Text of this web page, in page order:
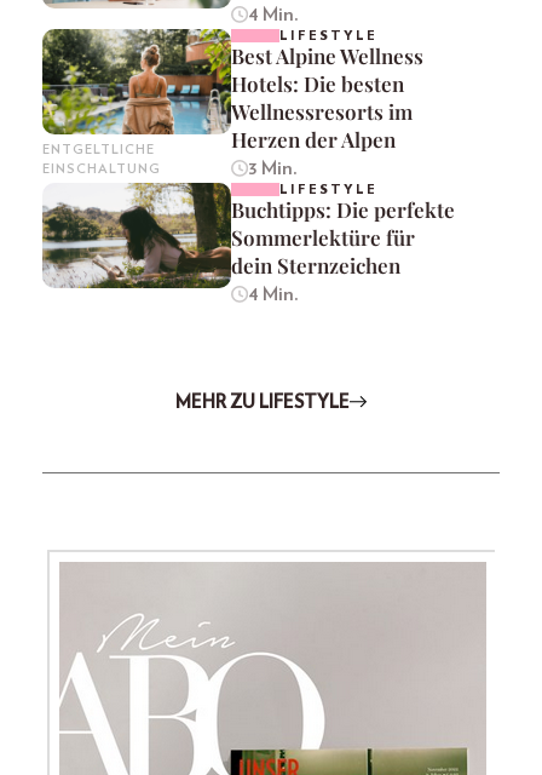
4 Min.
ENTGELTLICHE
EINSCHALTUNG
LIFESTYLE
Best Alpine Wellness
Hotels: Die besten
Wellnessresorts im
Herzen der Alpen
3 Min.
LIFESTYLE
Buchtipps: Die perfekte
Sommerlektüre für
dein Sternzeichen
4 Min.
MEHR ZU LIFESTYLE